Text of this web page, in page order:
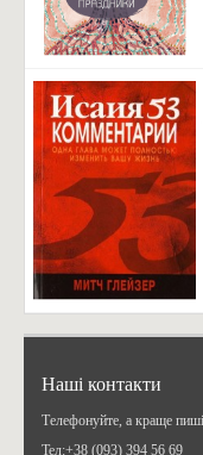
Наші контакти
Телефонуйте, а краще
Teл:+38 (093) 394 56 69